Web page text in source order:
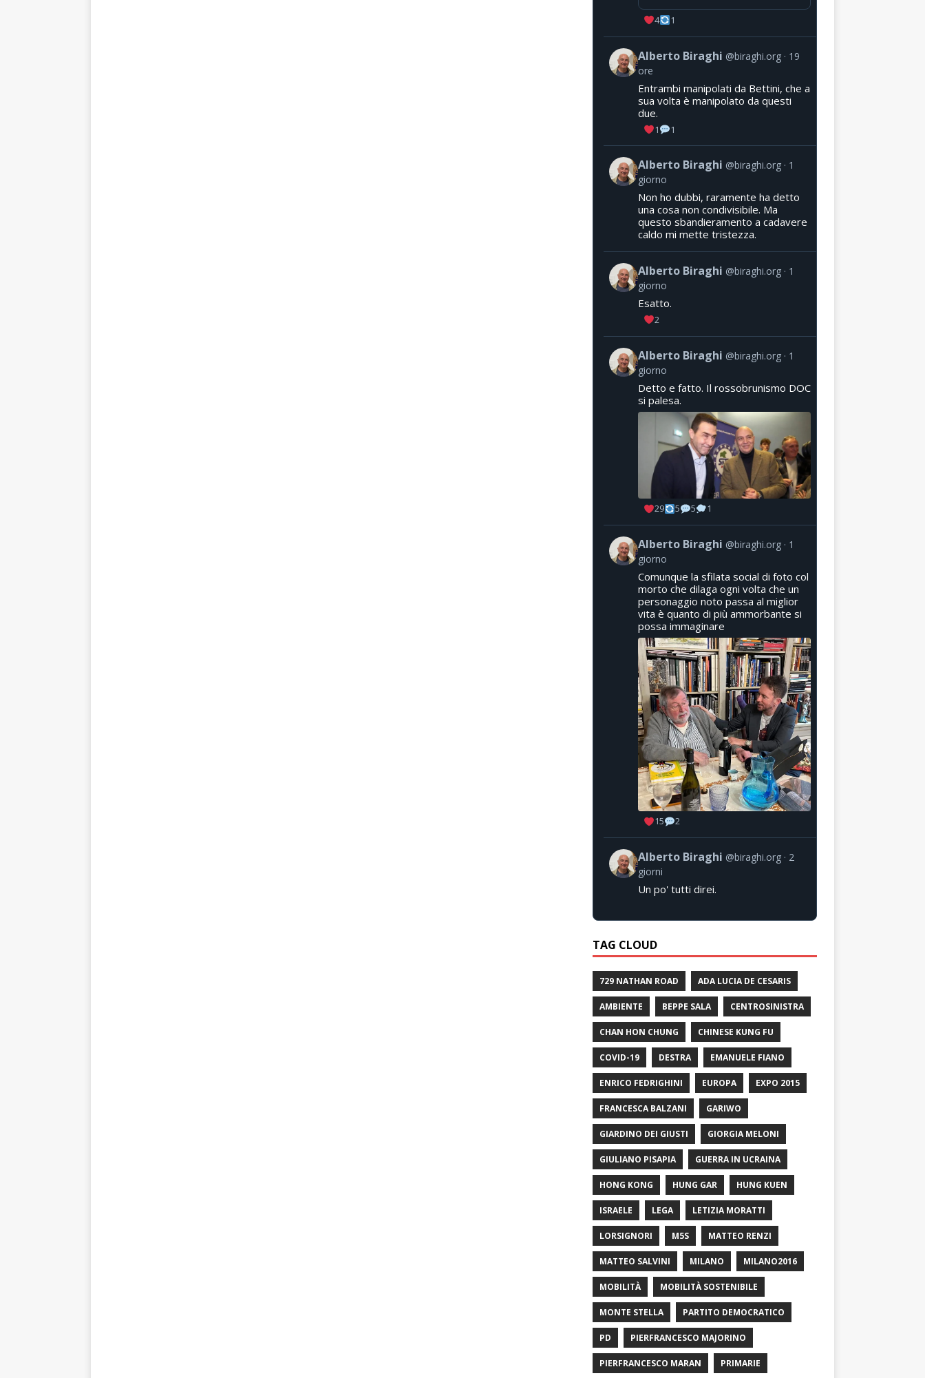
4 1
Alberto Biraghi @biraghi.org
19
ore
Entrambi manipolati da Bettini, che a
sua volta è manipolato da questi
due.
1 1
Alberto Biraghi @biraghi.org
1
giorno
Non ho dubbi, raramente ha detto
una cosa non condivisibile. Ma
questo sbandieramento a cadavere
caldo mi mette tristezza.
Alberto Biraghi @biraghi.org
1
giorno
Esatto.
2
Alberto Biraghi @biraghi.org
1
giorno
Detto e fatto. Il rossobrunismo DOC
si palesa.
29 5 5 1
Alberto Biraghi @biraghi.org
1
giorno
Comunque la sfilata social di foto col
morto che dilaga ogni volta che un
personaggio noto passa al miglior
vita è quanto di più ammorbante si
possa immaginare
15 2
Alberto Biraghi @biraghi.org
2
giorni
Un po' tutti direi.
TAG CLOUD
729 NATHAN ROAD ADA LUCIA DE CESARIS
AMBIENTE BEPPE SALA CENTROSINISTRA
CHAN HON CHUNG CHINESE KUNG FU
COVID-19 DESTRA EMANUELE FIANO
ENRICO FEDRIGHINI EUROPA EXPO 2015
FRANCESCA BALZANI GARIWO
GIARDINO DEI GIUSTI GIORGIA MELONI
GIULIANO PISAPIA GUERRA IN UCRAINA
HONG KONG HUNG GAR HUNG KUEN
ISRAELE LEGA LETIZIA MORATTI
LORSIGNORI M5S MATTEO RENZI
MATTEO SALVINI MILANO MILANO2016
MOBILITÀ MOBILITÀ SOSTENIBILE
MONTE STELLA PARTITO DEMOCRATICO
PD PIERFRANCESCO MAJORINO
PIERFRANCESCO MARAN PRIMARIE